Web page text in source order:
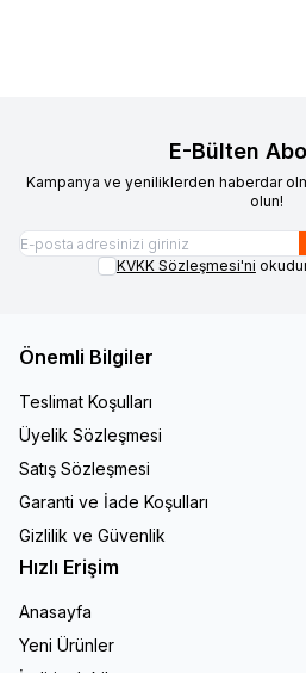
E-Bülten
Kampanya ve yeniliklerden haberdar
olun!
KVKK Sözleşmesi'ni
Önemli Bilgiler
Teslimat Koşulları
Üyelik Sözleşmesi
Satış Sözleşmesi
Garanti ve İade Koşulları
Gizlilik ve Güvenlik
Hızlı Erişim
Anasayfa
Yeni Ürünler